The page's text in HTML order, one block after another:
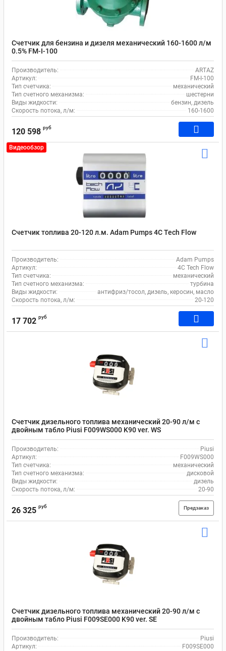
Счетчик для бензина и дизеля механический 160-1600 л/м
0.5% FM-I-100
Производитель:
ARTAZ
Артикул:
FM-I-100
Тип счетчика:
механический
Тип счетного механизма:
шестерни
Виды жидкости:
бензин, дизель
Скорость потока, л/м:
160-1600
120 598 руб
Видеообзор
Счетчик топлива 20-120 л.м. Adam Pumps 4C Tech Flow
Производитель:
Adam Pumps
Артикул:
4C Tech Flow
Тип счетчика:
механический
Тип счетного механизма:
турбина
Виды жидкости:
антифриз/тосол, дизель, керосин, масло
Скорость потока, л/м:
20-120
17 702 руб
Счетчик дизельного топлива механический 20-90 л/м c
двойным табло Piusi F009WS000 K90 ver. WS
Производитель:
Piusi
Артикул:
F009WS000
Тип счетчика:
механический
Тип счетного механизма:
дисковой
Виды жидкости:
дизель
Скорость потока, л/м:
20-90
26 325 руб Предзаказ
Счетчик дизельного топлива механический 20-90 л/м c
двойным табло Piusi F009SE000 K90 ver. SE
Производитель:
Piusi
Артикул:
F009SE000